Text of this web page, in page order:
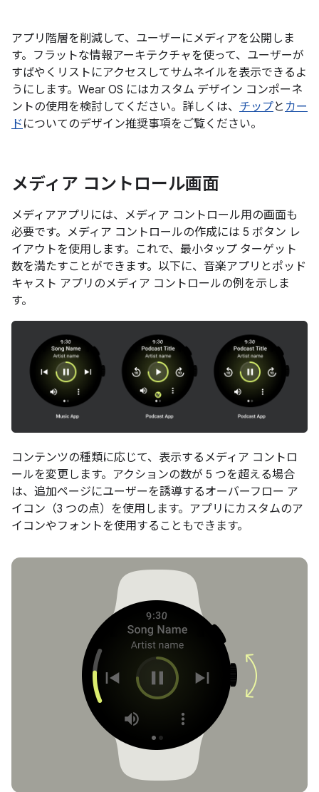
アプリ階層を削減して、ユーザーにメディアを公開しま
す。フラットな情報アーキテクチャを使って、ユーザーが
すばやくリストにアクセスしてサムネイルを表示できるよ
うにします。Wear OS にはカスタム デザイン コンポーネ
ントの使用を検討してください。詳しくは、 チップと カー
ド についてのデザイン推奨事項をご覧ください。
メディア コントロール画面
メディアアプリには、メディア コントロール用の画面も
必要です。メディア コントロールの作成には 5 ボタン レ
イアウトを使用します。これで、最小タップ ターゲット
数を満たすことができます。以下に、音楽アプリとポッド
キャスト アプリのメディア コントロールの例を示しま
す。
コンテンツの種類に応じて、表示するメディア コントロ
ールを変更します。アクションの数が 5 つを超える場合
は、追加ページにユーザーを誘導するオーバーフロー ア
イコン（3 つの点）を使用します。アプリにカスタムのア
イコンやフォントを使用することもできます。